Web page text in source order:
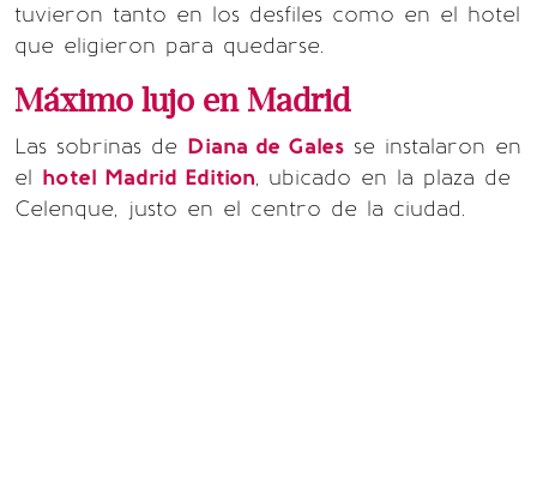
tuvieron tanto en los desfiles como en el hotel
que eligieron para quedarse.
Máximo lujo en Madrid
Las sobrinas de Diana de Gales se instalaron en
el hotel Madrid Edition, ubicado en la plaza de
Celenque, justo en el centro de la ciudad.